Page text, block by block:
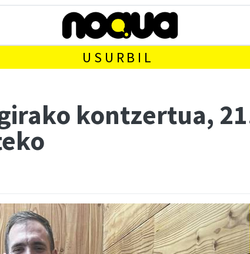
USURBIL
kontzertua,